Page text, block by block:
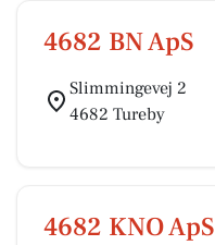
4682 BN ApS
Slimmingevej 2
4682 Tureby
4682 KNO ApS